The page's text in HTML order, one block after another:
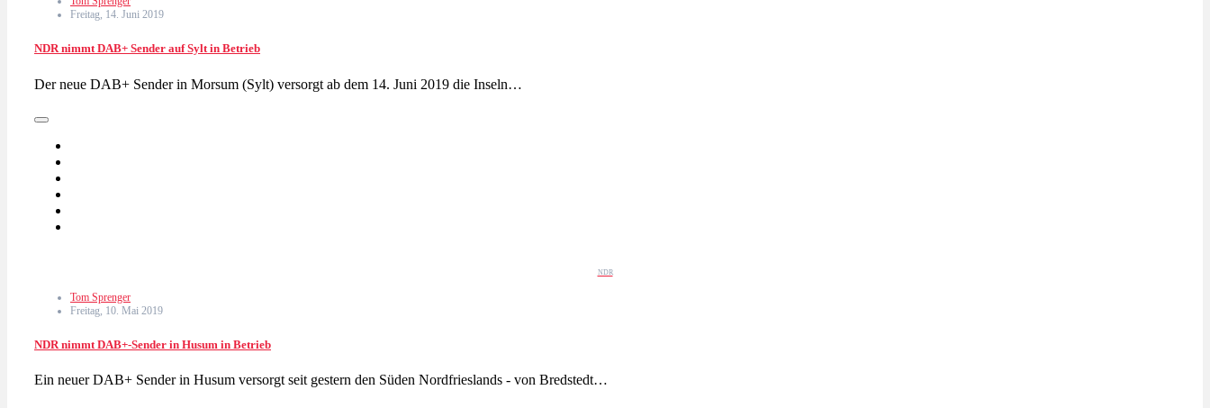
Freitag, 14. Juni 2019
NDR nimmt DAB+ Sender auf Sylt in Betrieb
Der neue DAB+ Sender in Morsum (Sylt) versorgt ab dem 14. Juni 2019 die Inseln…
NDR
Tom Sprenger
Freitag, 10. Mai 2019
NDR nimmt DAB+-Sender in Husum in Betrieb
Ein neuer DAB+ Sender in Husum versorgt seit gestern den Süden Nordfrieslands - von Bredstedt…